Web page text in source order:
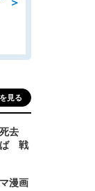
見る
死去
ば 戦
漫画